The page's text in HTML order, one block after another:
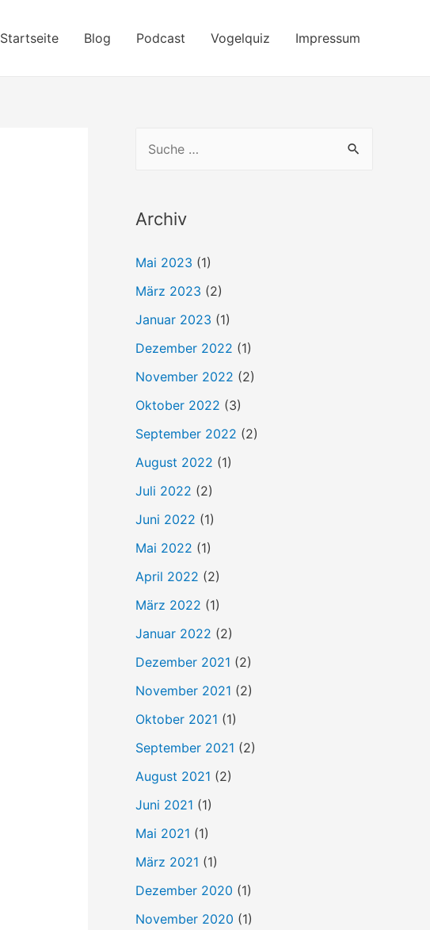
Startseite Blog Podcast Vogelquiz Impressum
h
n
n
a
c
h
Archiv
Mai 2023 (1)
März 2023 (2)
Januar 2023 (1)
Dezember 2022 (1)
November 2022 (2)
Oktober 2022 (3)
September 2022 (2)
August 2022 (1)
Juli 2022 (2)
Juni 2022 (1)
Mai 2022 (1)
April 2022 (2)
März 2022 (1)
Januar 2022 (2)
Dezember 2021 (2)
November 2021 (2)
Oktober 2021 (1)
September 2021 (2)
August 2021 (2)
Juni 2021 (1)
Mai 2021 (1)
März 2021 (1)
Dezember 2020 (1)
November 2020 (1)